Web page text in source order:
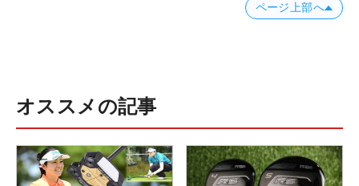
ページ上部へ
オススメの記事